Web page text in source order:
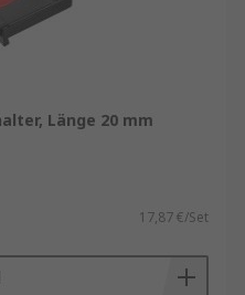
Länge 20 mm
17,87 €/Set